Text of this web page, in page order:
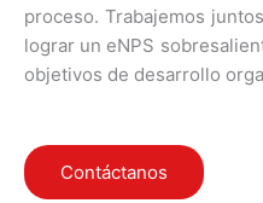
proceso. Trabajemos
lograr un eNPS
objetivos de desarrollo
Contáctanos